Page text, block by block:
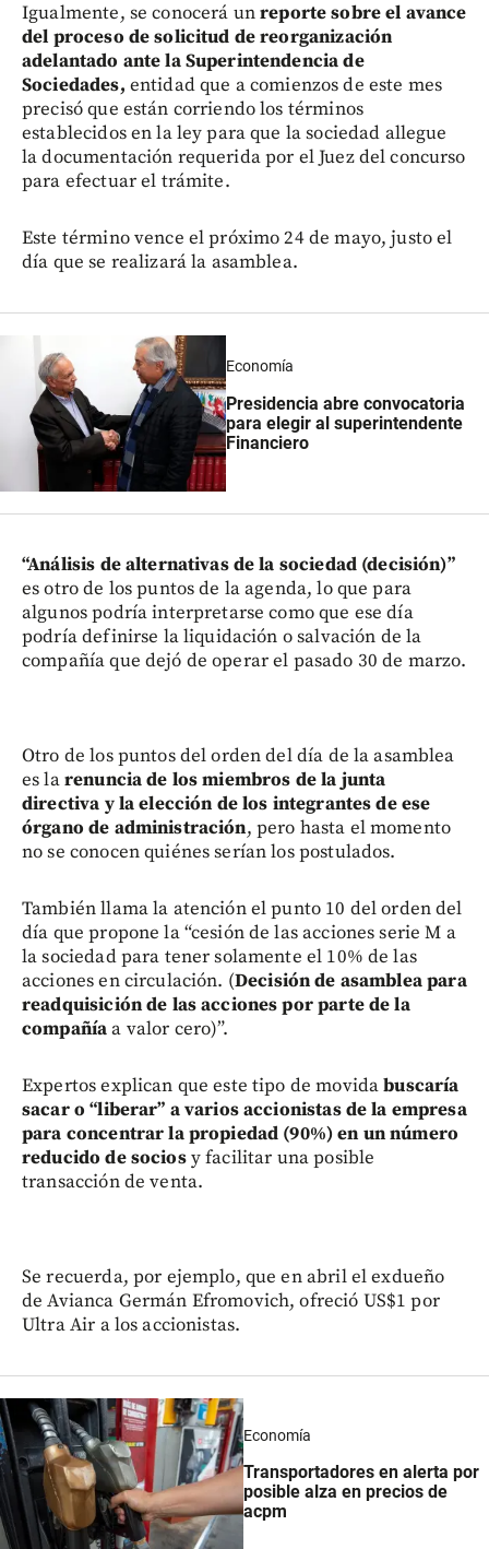
Igualmente, se conocerá unreporte sobre el avance
del proceso de solicitud de reorganización
adelantado ante la Superintendencia de
Sociedades, entidad que a comienzos de este mes
precisó que están corriendo los términos
establecidos en la ley para que la sociedad allegue
la documentación requerida por el Juez del concurso
para efectuar el trámite.
Este término vence el próximo 24 de mayo, justo el
día que se realizará la asamblea.
Economía
Presidencia abre convocatoria
para elegir al superintendente
Financiero
“Análisis de alternativas de la sociedad (decisión)”
es otro de los puntos de la agenda, lo que para
algunos podría interpretarse como que ese día
podría definirse la liquidación o salvación de la
compañía que dejó de operar el pasado 30 de marzo.
Otro de los puntos del orden del día de la asamblea
es larenuncia de los miembros de la junta
directiva y la elección de los integrantes de ese
órgano de administración, pero hasta el momento
no se conocen quiénes serían los postulados.
También llama la atención el punto 10 del orden del
día que propone la “cesión de las acciones serie M a
la sociedad para tener solamente el 10% de las
acciones en circulación. (Decisión de asamblea para
readquisición de las acciones por parte de la
compañíaa valor cero)”.
Expertos explican que este tipo de movidabuscaría
sacar o “liberar” a varios accionistas de la empresa
para concentrar la propiedad (90%) en un número
reducido de sociosy facilitar una posible
transacción de venta.
Se recuerda, por ejemplo, que en abril el exdueño
de Avianca Germán Efromovich, ofreció US$1 por
Ultra Air a los accionistas.
Economía
Transportadores en alerta por
posible alza en precios de
acpm